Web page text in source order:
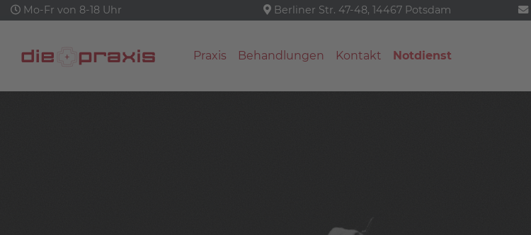
Mo-Fr von 8-18 Uhr Berliner Str. 47-48, 14467 Potsdam
Praxis Behandlungen Kontakt Notdienst